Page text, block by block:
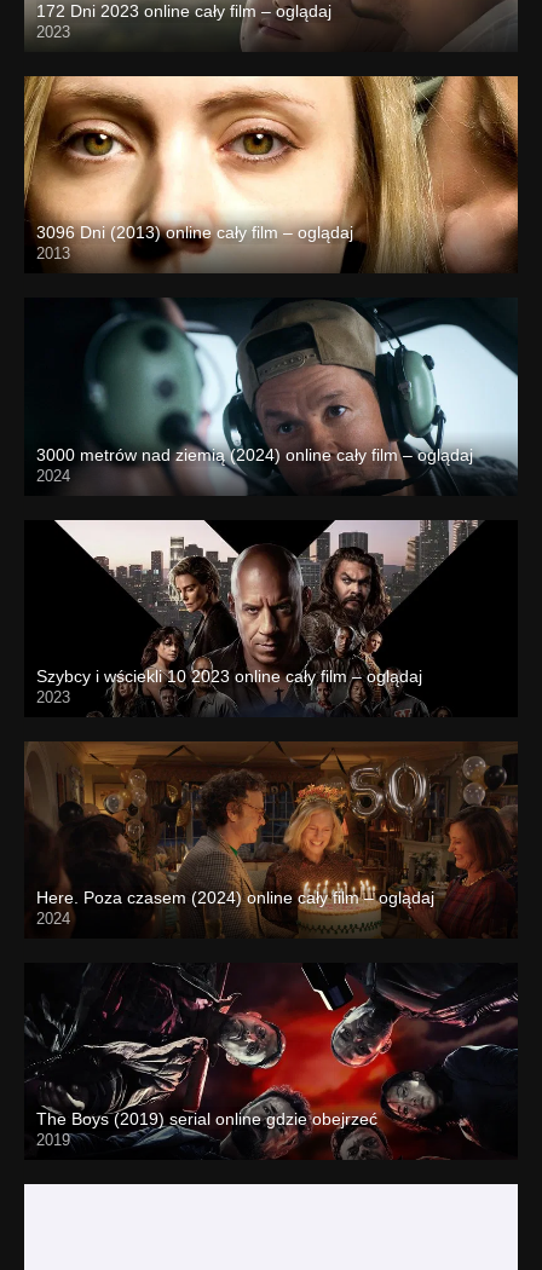
172 Dni 2023 online cały film – oglądaj
2023
3096 Dni (2013) online cały film – oglądaj
2013
3000 metrów nad ziemią (2024) online cały film – oglądaj
2024
Szybcy i wściekli 10 2023 online cały film – oglądaj
2023
Here. Poza czasem (2024) online cały film – oglądaj
2024
The Boys (2019) serial online gdzie obejrzeć
2019